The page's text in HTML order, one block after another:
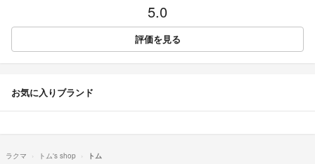
5.0
評価を見る
お気に入りブランド
ラクマ トム's shop トム